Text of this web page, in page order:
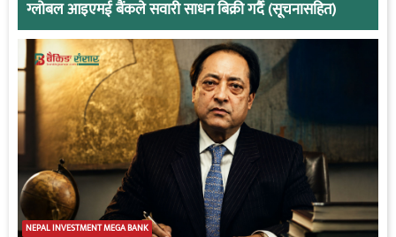
ग्लोबल आइएमई बैंकले सवारी साधन बिक्री गर्दै (सूचनासहित)
NEPAL INVESTMENT MEGA BANK